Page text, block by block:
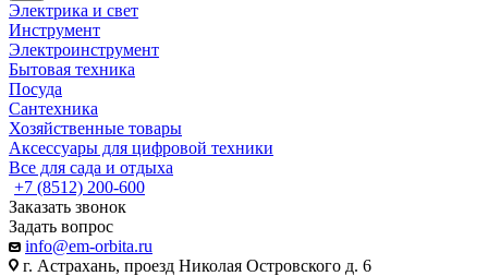
Электрика и свет
Инструмент
Электроинструмент
Бытовая техника
Посуда
Сантехника
Хозяйственные товары
Аксессуары для цифровой техники
Все для сада и отдыха
+7 (8512) 200-600
Заказать звонок
Задать вопрос
info@em-orbita.ru
г. Астрахань, проезд Николая Островского д. 6